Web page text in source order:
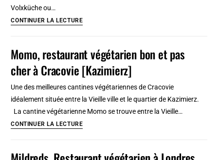
Volxküche ou…
CONTINUER LA LECTUREVoKu/KuFa
:
Manger
végétarien
dans
Momo, restaurant végétarien bon et pas
cher à Cracovie [Kazimierz]
Une des meilleures cantines végétariennes de Cracovie
idéalement située entre la Vieille ville et le quartier de Kazimierz.
La cantine végétarienne Momo se trouve entre la Vieille…
CONTINUER LA LECTUREMomo,